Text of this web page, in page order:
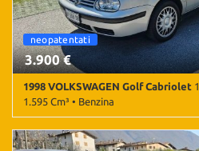
cabrio
3.900 €
1998 VOLKSWAGEN Golf Cabriolet
1.595 Cm³ • Benzina
183.000 Km • Cambio Manuale (5) •
• ABS • Airbag • Airbag laterali •